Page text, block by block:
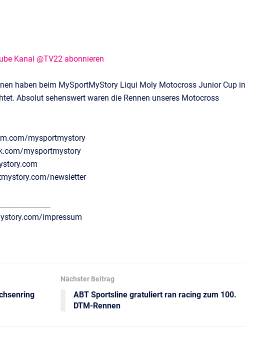
Kanal @TV22 abonnieren
haben beim MySportMyStory Liqui Moly Motocross Junior Cup in
Absolut sehenswert waren die Rennen unseres Motocross
mysportmystory
mysportmystory
newsletter
impressum
Nächster Beitrag
ABT Sportsline gratuliert ran racing zum 100.
DTM-Rennen